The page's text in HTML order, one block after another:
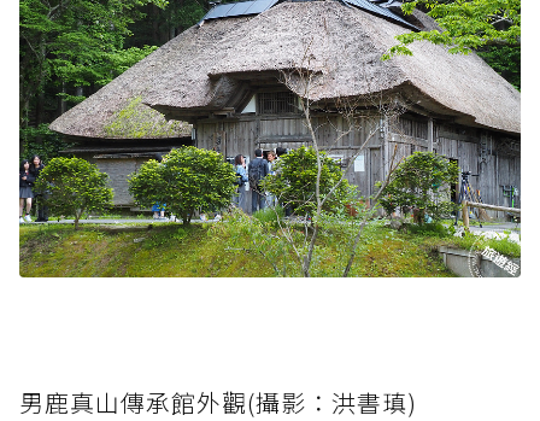
男鹿真山傳承館外觀(攝影：洪書瑱)